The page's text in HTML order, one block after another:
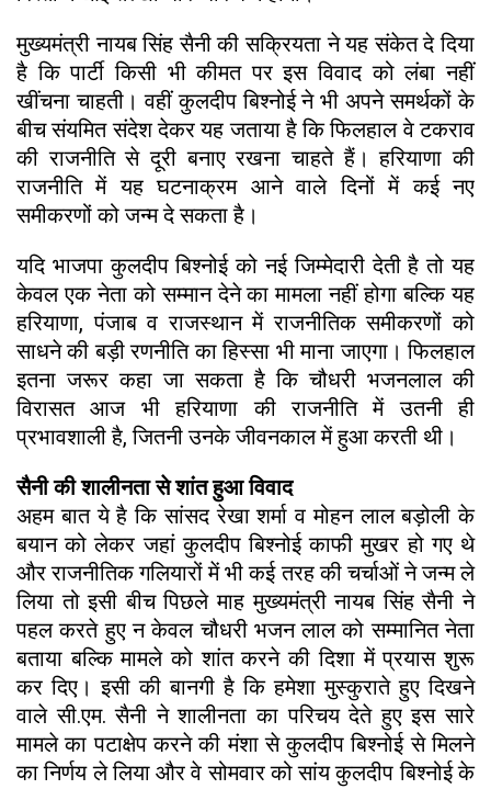
मुख्यमंत्री नायब सिंह सैनी की सक्रियता ने यह संकेत दे दिया
है कि पार्टी किसी भी कीमत पर इस विवाद को लंबा नहीं
खींचना चाहती। वहीं कुलदीप बिश्नोई ने भी अपने समर्थकों के
बीच संयमित संदेश देकर यह जताया है कि फिलहाल वे टकराव
की राजनीति से दूरी बनाए रखना चाहते हैं। हरियाणा की
राजनीति में यह घटनाक्रम आने वाले दिनों में कई नए
समीकरणों को जन्म दे सकता है।
यदि भाजपा कुलदीप बिश्नोई को नई जिम्मेदारी देती है तो यह
केवल एक नेता को सम्मान देने का मामला नहीं होगा बल्कि यह
हरियाणा, पंजाब व राजस्थान में राजनीतिक समीकरणों को
साधने की बड़ी रणनीति का हिस्सा भी माना जाएगा। फिलहाल
इतना जरूर कहा जा सकता है कि चौधरी भजनलाल की
विरासत आज भी हरियाणा की राजनीति में उतनी ही
प्रभावशाली है, जितनी उनके जीवनकाल में हुआ करती थी।
सैनी की शालीनता से शांत हुआ विवाद
अहम बात ये है कि सांसद रेखा शर्मा व मोहन लाल बड़ोली के
बयान को लेकर जहां कुलदीप बिश्नोई काफी मुखर हो गए थे
और राजनीतिक गलियारों में भी कई तरह की चर्चाओं ने जन्म ले
लिया तो इसी बीच पिछले माह मुख्यमंत्री नायब सिंह सैनी ने
पहल करते हुए न केवल चौधरी भजन लाल को सम्मानित नेता
बताया बल्कि मामले को शांत करने की दिशा में प्रयास शुरू
कर दिए। इसी की बानगी है कि हमेशा मुस्कुराते हुए दिखने
वाले सी.एम. सैनी ने शालीनता का परिचय देते हुए इस सारे
मामले का पटाक्षेप करने की मंशा से कुलदीप बिश्नोई से मिलने
का निर्णय ले लिया और वे सोमवार को सांय कुलदीप बिश्नोई के